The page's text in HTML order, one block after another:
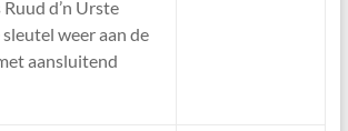
d’n Urste
weer aan de
aansluitend